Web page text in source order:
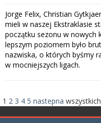
Jorge Felix, Christian
mieli w naszej Ekstraklasie
początku sezonu w nowych
lepszym poziomem było
nazwiska, o których byśmy
w mocniejszych ligach.
1 2 3 4 5 nastepna